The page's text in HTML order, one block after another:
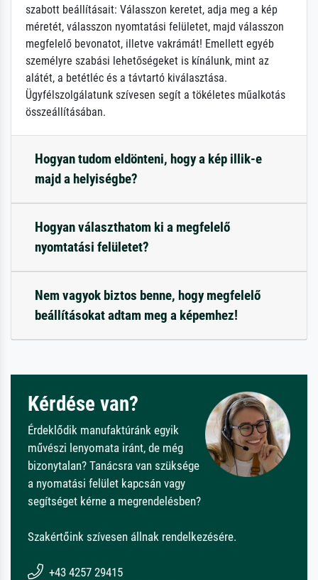
szabott beállításait: Válasszon keretet, adja meg a kép
méretét, válasszon nyomtatási felületet, majd válasszon
megfelelő bevonatot, illetve vakrámát! Emellett egyéb
személyre szabási lehetőségeket is kínálunk, mint az
alátét, a betétléc és a távtartó kiválasztása.
Ügyfélszolgálatunk szívesen segít a tökéletes műalkotás
összeállításában.
Hogyan tudom eldönteni, hogy a kép illik-e
majd a helyiségbe?
Hogyan választhatom ki a megfelelő
nyomtatási felületet?
Nem vagyok biztos benne, hogy megfelelő
beállításokat adtam meg a képemhez!
Kérdése van?
Érdeklődik manufaktúránk egyik
művészi lenyomata iránt, de még
bizonytalan? Tanácsra van szüksége
a nyomatási felület kapcsán vagy
segítséget kérne a megrendelésben?
Szakértőink szívesen állnak rendelkezésére.
+43 4257 29415